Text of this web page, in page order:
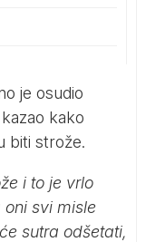
je osudio
kako
biti strože.
i to je vrlo
svi misle
sutra odšetati,